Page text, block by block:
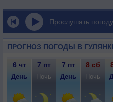
Прослушать
ПРОГНОЗ ПОГОДЫ В
6 чт 7 пт 7 пт 8 сб
День Ночь День Ночь